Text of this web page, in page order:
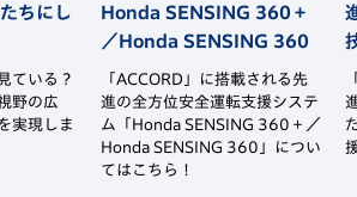
ちにし
ている？
野の広
実現しま
Honda SENSING 360＋
／Honda SENSING 360
「ACCORD」に搭載される先
進の全方位安全運転支援システ
ム「Honda SENSING 360＋／
Honda SENSING 360」につい
てはこちら！